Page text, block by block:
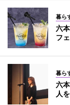
暮ら
六
フ
暮ら
六
人